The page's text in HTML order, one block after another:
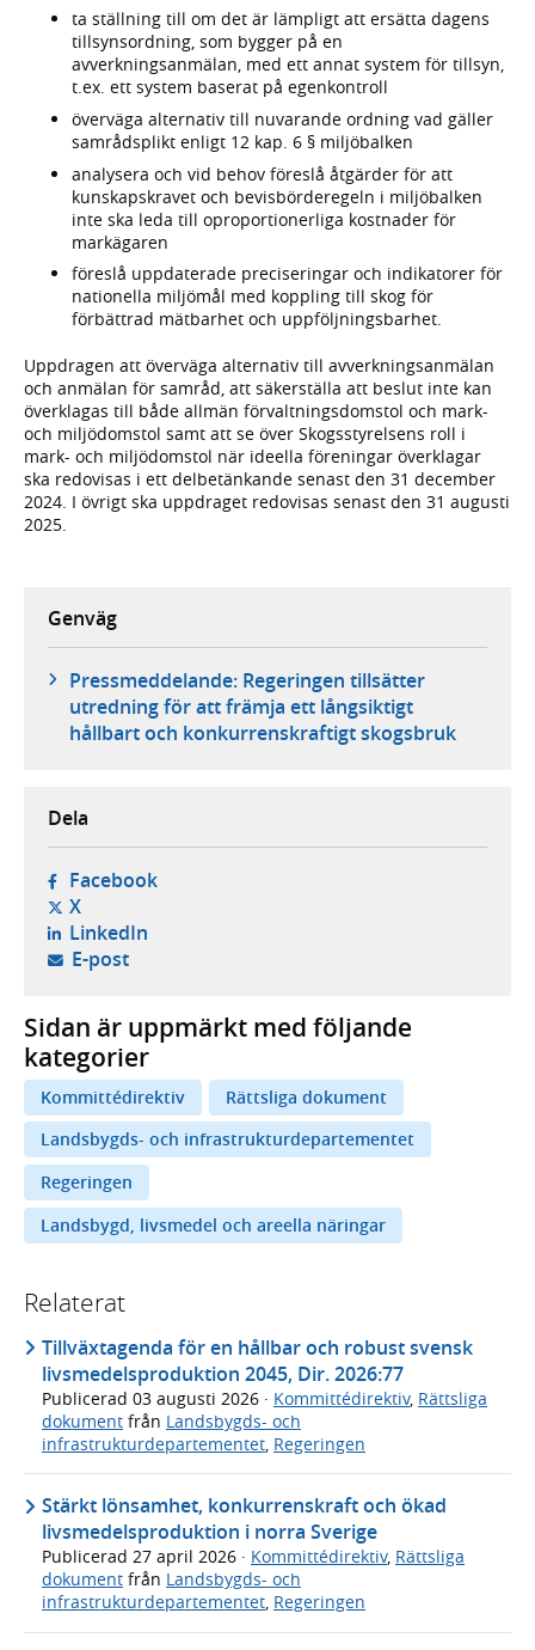
ta ställning till om det är lämpligt att ersätta dagens
tillsynsordning, som bygger på en
avverkningsanmälan, med ett annat system för tillsyn,
t.ex. ett system baserat på egenkontroll
överväga alternativ till nuvarande ordning vad gäller
samrådsplikt enligt 12 kap. 6 § miljöbalken
analysera och vid behov föreslå åtgärder för att
kunskapskravet och bevisbörderegeln i miljöbalken
inte ska leda till oproportionerliga kostnader för
markägaren
föreslå uppdaterade preciseringar och indikatorer för
nationella miljömål med koppling till skog för
förbättrad mätbarhet och uppföljningsbarhet.
Uppdragen att överväga alternativ till avverkningsanmälan
och anmälan för samråd, att säkerställa att beslut inte kan
överklagas till både allmän förvaltningsdomstol och mark-
och miljödomstol samt att se över Skogsstyrelsens roll i
mark- och miljödomstol när ideella föreningar överklagar
ska redovisas i ett delbetänkande senast den 31 december
2024. I övrigt ska uppdraget redovisas senast den 31 augusti
2025.
Genväg
Pressmeddelande: Regeringen tillsätter
utredning för att främja ett långsiktigt
hållbart och konkurrenskraftigt skogsbruk
Dela
Facebook- öppnas i ny flik, extern webbplats,
X- öppnas i ny flik, extern webbplats,
LinkedIn- öppnas i ny flik, extern webbplats,
E-post- öppnar din e-postklient,
Sidan är uppmärkt med följande
kategorier
Kommittédirektiv
Rättsliga dokument
Landsbygds- och infrastrukturdepartementet
Regeringen
Landsbygd, livsmedel och areella näringar
Relaterat
Tillväxtagenda för en hållbar och robust svensk
livsmedelsproduktion 2045, Dir. 2026:77
Publicerad 03 augusti 2026 · Kommittédirektiv, Rättsliga
dokument från Landsbygds- och
infrastrukturdepartementet Regeringen
Stärkt lönsamhet, konkurrenskraft och ökad
livsmedelsproduktion i norra Sverige
Publicerad 27 april 2026 · Kommittédirektiv, Rättsliga
dokument från Landsbygds- och
infrastrukturdepartementet, Regeringen